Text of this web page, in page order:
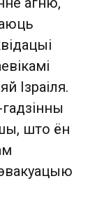
Ізраіля.
што ён